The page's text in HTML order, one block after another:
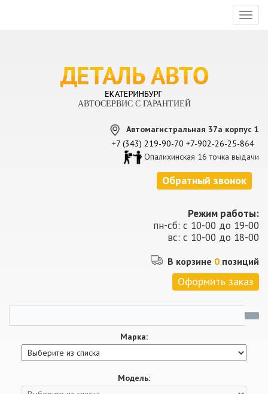
АВТОСЕРВИС С ГАРАНТИЕЙ
Автомагистральная 37а корпус 1
+7 (343) 219-90-70 +7-902-26-25-864
Опалихинская 16 точка выдачи
Обратный звонок
Режим работы:
пн-сб: с 10-00 до 19-00
вс: с 10-00 до 18-00
В корзине 0 позиций
Оформить заказ
Марка:
Модель: